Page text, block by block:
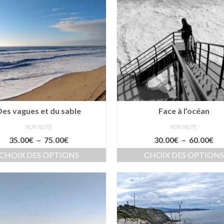
vagues et du sable
NON NOTÉ
35.00€ – 75.00€Plage
de
prix :
CHOIX DES OPTIONS
Face à l’océan
NON NOTÉ
30.00€ – 60.00€
de
à
CHOIX DES OPTIONS
produit
a
plusieurs
variations.
Les